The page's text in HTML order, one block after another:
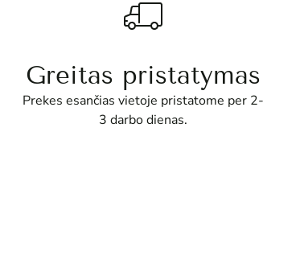
Greitas pristatymas
Prekes esančias vietoje pristatome per 2-
3 darbo dienas.